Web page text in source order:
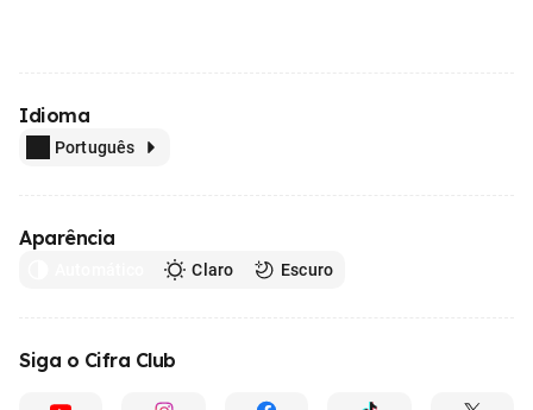
Idioma
Português
Aparência
Claro Escuro
Siga o Cifra Club